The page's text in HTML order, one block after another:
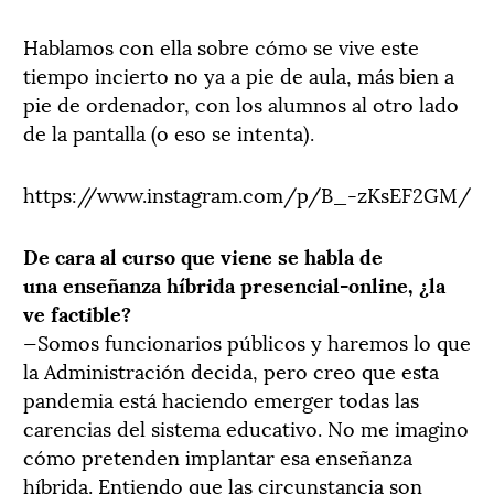
Hablamos con ella sobre cómo se vive este
tiempo incierto no ya a pie de aula, más bien a
pie de ordenador, con los alumnos al otro lado
de la pantalla (o eso se intenta).
https://www.instagram.com/p/B_-zKsEF2GM/
De cara al curso que viene se habla de
una enseñanza híbrida presencial-online, ¿la
ve factible?
—Somos funcionarios públicos y haremos lo que
la Administración decida, pero creo que esta
pandemia está haciendo emerger todas las
carencias del sistema educativo. No me imagino
cómo pretenden implantar esa enseñanza
híbrida. Entiendo que las circunstancia son